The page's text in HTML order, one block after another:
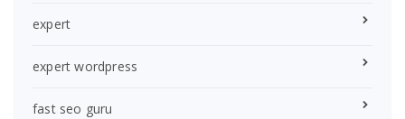
expert
expert wordpress
fast seo guru